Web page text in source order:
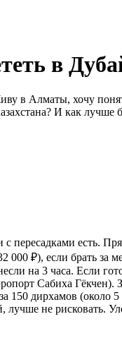
в
в Алматы, хочу
И как
пересадками есть.
000 ₽), если брать за
на 3 часа. Если
Сабиха
150 дирхамов (около
не рисковать.